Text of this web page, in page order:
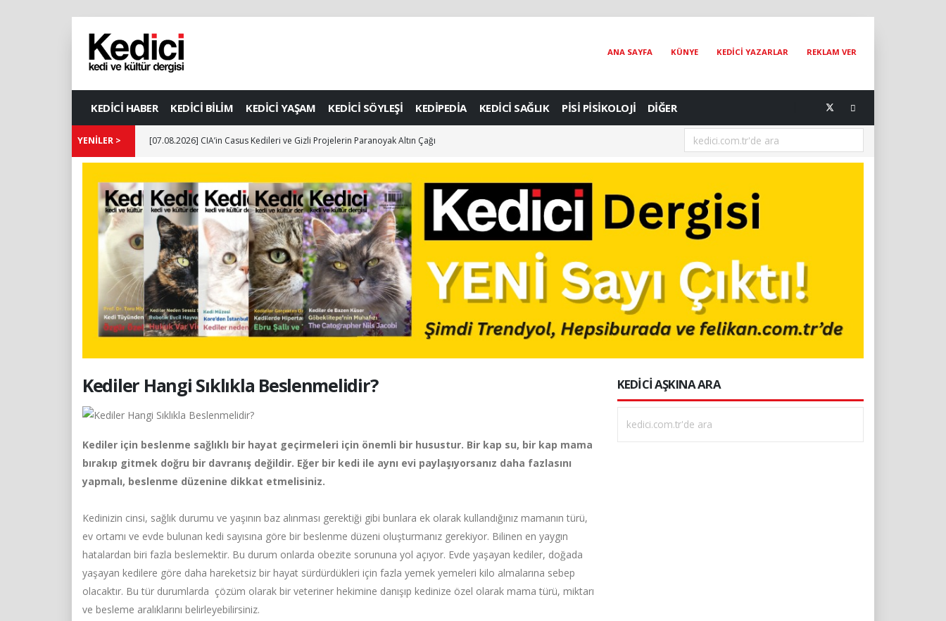
ANA SAYFA KÜNYE KEDİCİ YAZARLAR REKLAM VER
KEDİCİ HABER KEDİCİ BİLİM KEDİCİ YAŞAM KEDİCİ SÖYLEŞİ KEDİPEDİA KEDİCİ SAĞLIK PİSİ PİSİKOLOJİ DİĞER
YENİLER > [07.08.2026] CIA’in Casus Kedileri ve Gizli Projelerin Paranoyak Altın Çağı [07.08.2026] Dünya Kediler Günü'nün Adresi İstanbul Kedi Müzesi
Kediler Hangi Sıklıkla Beslenmelidir?
Kediler için beslenme sağlıklı bir hayat geçirmeleri için önemli bir husustur. Bir kap su, bir kap mama
bırakıp gitmek doğru bir davranış değildir. Eğer bir kedi ile aynı evi paylaşıyorsanız daha fazlasını
yapmalı, beslenme düzenine dikkat etmelisiniz.
Kedinizin cinsi, sağlık durumu ve yaşının baz alınması gerektiği gibi bunlara ek olarak kullandığınız mamanın türü,
ev ortamı ve evde bulunan kedi sayısına göre bir beslenme düzeni oluşturmanız gerekiyor. Bilinen en yaygın
hatalardan biri fazla beslemektir. Bu durum onlarda obezite sorununa yol açıyor. Evde yaşayan kediler, doğada
yaşayan kedilere göre daha hareketsiz bir hayat sürdürdükleri için fazla yemek yemeleri kilo almalarına sebep
olacaktır. Bu tür durumlarda çözüm olarak bir veteriner hekimine danışıp kedinize özel olarak mama türü, miktarı
ve besleme aralıklarını belirleyebilirsiniz.
KEDİCİ AŞKINA ARA